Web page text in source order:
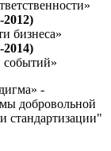
бизнеса»
событий»
-
добровольной
стандартизации"